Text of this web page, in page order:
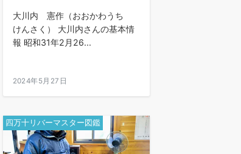
大川内 憲作（おおかわうち
けんさく） 大川内さんの基本情
報 昭和31年2月26...
2024年5月27日
四万十リバーマスター図鑑